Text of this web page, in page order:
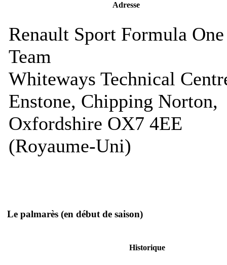
Adresse
Renault Sport Formula One
Team
Whiteways Technical
Enstone, Chipping Norton,
Oxfordshire OX7 4EE
(Royaume-Uni)
Le palmarès (en début de saison)
Historique